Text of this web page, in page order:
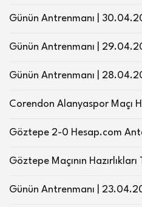
Günün Antrenmanı |
Günün Antrenmanı |
Günün Antrenmanı |
Corendon Alanyaspor Maçı
Göztepe 2-0 Hesap.com
Göztepe Maçının
Günün Antrenmanı |